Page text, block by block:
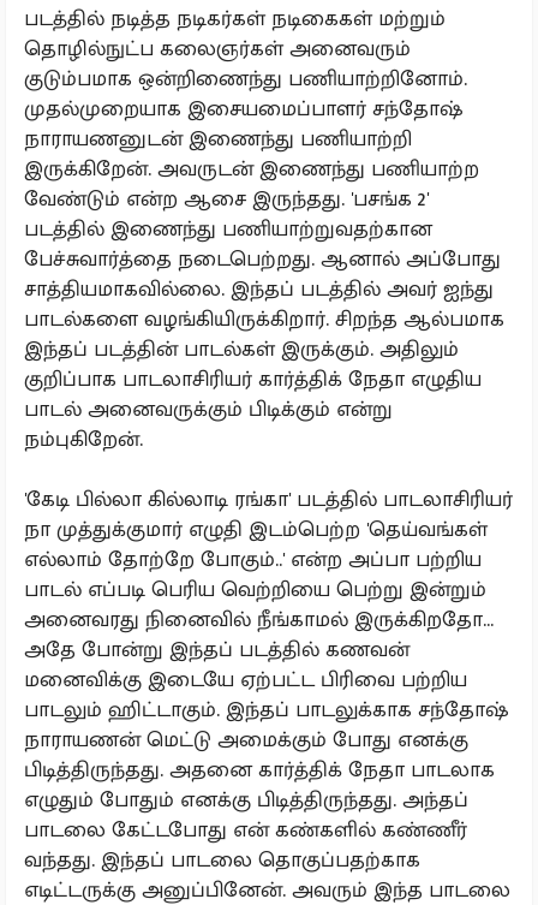
படத்தில் நடித்த நடிகர்கள் நடிகைகள் மற்றும்
தொழில்நுட்ப கலைஞர்கள் அனைவரும்
குடும்பமாக ஒன்றிணைந்து பணியாற்றினோம்.
முதல்முறையாக இசையமைப்பாளர் சந்தோஷ்
நாராயணனுடன் இணைந்து பணியாற்றி
இருக்கிறேன். அவருடன் இணைந்து பணியாற்ற
வேண்டும் என்ற ஆசை இருந்தது. 'பசங்க 2'
படத்தில் இணைந்து பணியாற்றுவதற்கான
பேச்சுவார்த்தை நடைபெற்றது. ஆனால் அப்போது
சாத்தியமாகவில்லை. இந்தப் படத்தில் அவர் ஐந்து
பாடல்களை வழங்கியிருக்கிறார். சிறந்த ஆல்பமாக
இந்தப் படத்தின் பாடல்கள் இருக்கும். அதிலும்
குறிப்பாக பாடலாசிரியர் கார்த்திக் நேதா எழுதிய
பாடல் அனைவருக்கும் பிடிக்கும் என்று
நம்புகிறேன்.
'கேடி பில்லா கில்லாடி ரங்கா' படத்தில் பாடலாசிரியர்
நா முத்துக்குமார் எழுதி இடம்பெற்ற 'தெய்வங்கள்
எல்லாம் தோற்றே போகும்..' என்ற அப்பா பற்றிய
பாடல் எப்படி பெரிய வெற்றியை பெற்று இன்றும்
அனைவரது நினைவில் நீங்காமல் இருக்கிறதோ...
அதே போன்று இந்தப் படத்தில் கணவன்
மனைவிக்கு இடையே ஏற்பட்ட பிரிவை பற்றிய
பாடலும் ஹிட்டாகும். இந்தப் பாடலுக்காக சந்தோஷ்
நாராயணன் மெட்டு அமைக்கும் போது எனக்கு
பிடித்திருந்தது. அதனை கார்த்திக் நேதா பாடலாக
எழுதும் போதும் எனக்கு பிடித்திருந்தது. அந்தப்
பாடலை கேட்டபோது என் கண்களில் கண்ணீர்
வந்தது. இந்தப் பாடலை தொகுப்பதற்காக
எடிட்டருக்கு அனுப்பினேன். அவரும் இந்த பாடலை